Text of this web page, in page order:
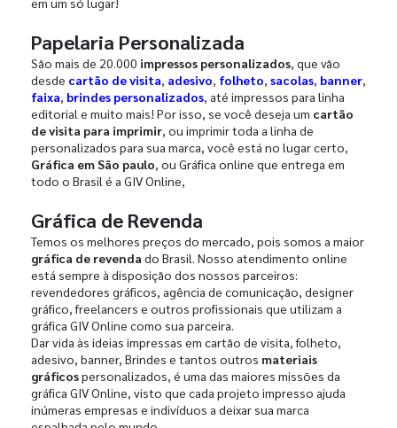
Papelaria Personalizada
São mais de 20.000 impressos personalizados, que vão
desde cartão de visita, adesivo, folheto, sacolas, banner,
faixa, brindes personalizados, até impressos para linha
editorial e muito mais! Por isso, se você deseja um cartão
de visita para imprimir, ou imprimir toda a linha de
personalizados para sua marca, você está no lugar certo,
Gráfica em São paulo, ou Gráfica online que entrega em
todo o Brasil é a GIV Online,
Gráfica de Revenda
Temos os melhores preços do mercado, pois somos a maior
gráfica de revenda do Brasil. Nosso atendimento online
está sempre à disposição dos nossos parceiros:
revendedores gráficos, agência de comunicação, designer
gráfico, freelancers e outros profissionais que utilizam a
gráfica GIV Online como sua parceira.
Dar vida às ideias impressas em cartão de visita, folheto,
adesivo, banner, Brindes e tantos outros materiais
gráficospersonalizados, é uma das maiores missões da
gráfica GIV Online, visto que cada projeto impresso ajuda
inúmeras empresas e indivíduos a deixar sua marca